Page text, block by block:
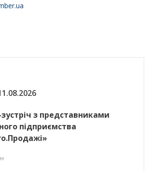
з представниками
підприємства